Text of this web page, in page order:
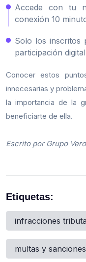
Accede con tu
conexión 10
Solo los inscritos
participación
Conocer estos
innecesarias y
la importancia de la
beneficiarte de ella.
Escrito por Grupo
Etiquetas:
infracciones
multas y